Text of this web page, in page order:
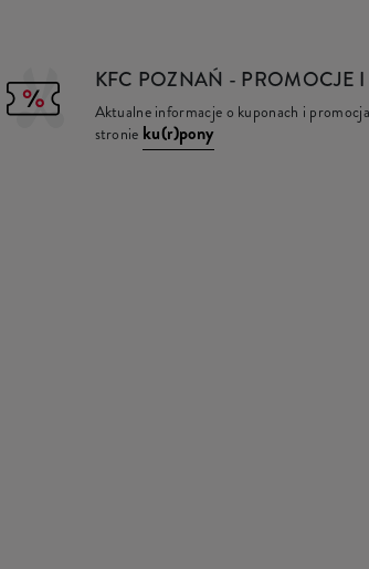
KFC POZNAŃ - PROMOCJE
Aktualne informacje o kuponach i
stronie ku(r)pony